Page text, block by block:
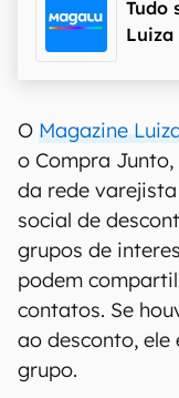
Tudo
Luiza
O Magazine
o Compra
da rede
social de
grupos de
podem
contatos. Se
ao desconto,
grupo.